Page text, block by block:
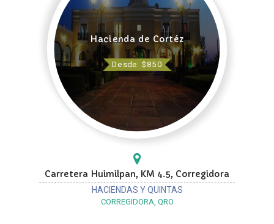
Hacienda de Cortéz
Desde: $850
Carretera Huimilpan, KM 4.5, Corregidora
HACIENDAS Y QUINTAS
CORREGIDORA, QRO